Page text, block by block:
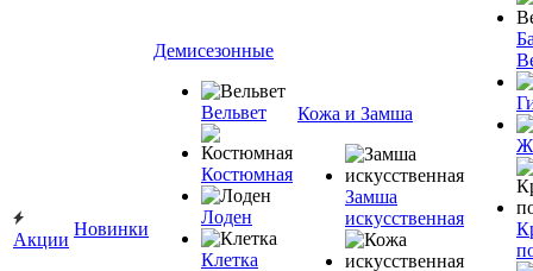
Акции
Новинки
Демисезонные
Вельвет
Костюмная
Лоден
Клетка
Кожа и Замша
Замша
искусственная